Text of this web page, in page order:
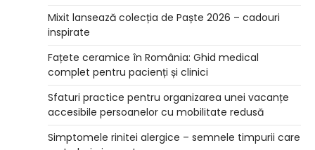
Mixit lansează colecția de Paște 2026 – cadouri
inspirate
Fațete ceramice în România: Ghid medical
complet pentru pacienți și clinici
Sfaturi practice pentru organizarea unei vacanțe
accesibile persoanelor cu mobilitate redusă
Simptomele rinitei alergice – semnele timpurii care